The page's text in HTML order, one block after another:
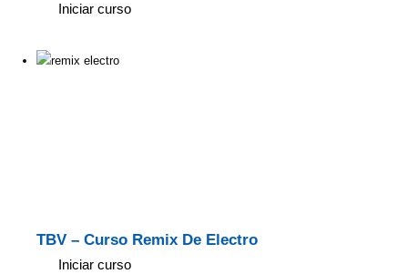
Iniciar curso
TBV – Curso Remix De Electro
Iniciar curso